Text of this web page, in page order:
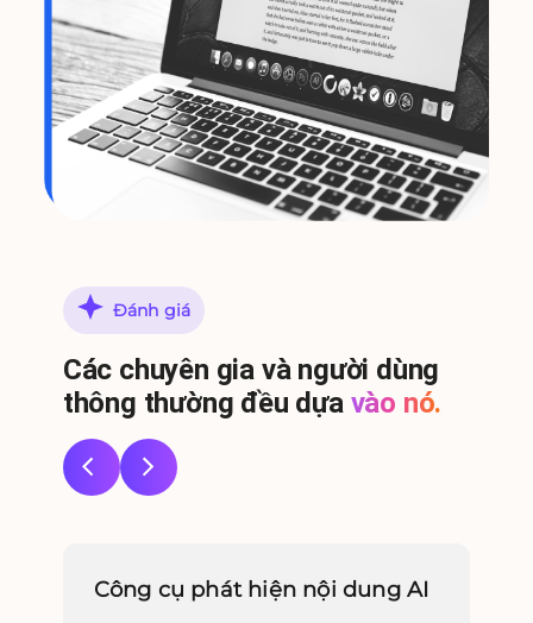
Đánh giá
Các chuyên gia và người dùng
thông thường đều dựa vào nó.
Công cụ phát hiện nội dung AI